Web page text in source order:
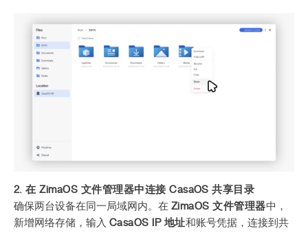
2. 在 ZimaOS 文件管理器中连接 CasaOS 共享目录
确保两台设备在同一局域网内。在 ZimaOS 文件管理器中，
新增网络存储，输入 CasaOS IP 地址和账号凭据，连接到共